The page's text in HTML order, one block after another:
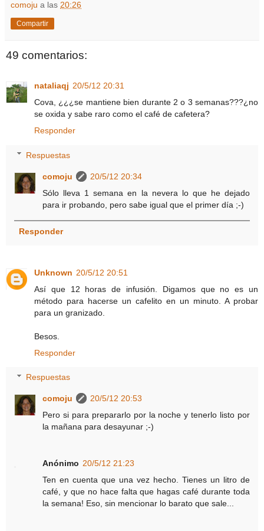
comoju a las 20:26
Compartir
49 comentarios:
nataliaqj 20/5/12 20:31
Cova, ¿¿¿se mantiene bien durante 2 o 3 semanas???¿no
se oxida y sabe raro como el café de cafetera?
Responder
Respuestas
comoju
20/5/12 20:34
Sólo lleva 1 semana en la nevera lo que he dejado
para ir probando, pero sabe igual que el primer día ;-)
Responder
Unknown 20/5/12 20:51
Así que 12 horas de infusión. Digamos que no es un
método para hacerse un cafelito en un minuto. A probar
para un granizado.
Besos.
Responder
Respuestas
comoju
20/5/12 20:53
Pero si para prepararlo por la noche y tenerlo listo por
la mañana para desayunar ;-)
Anónimo 20/5/12 21:23
Ten en cuenta que una vez hecho. Tienes un litro de
café, y que no hace falta que hagas café durante toda
la semana! Eso, sin mencionar lo barato que sale...